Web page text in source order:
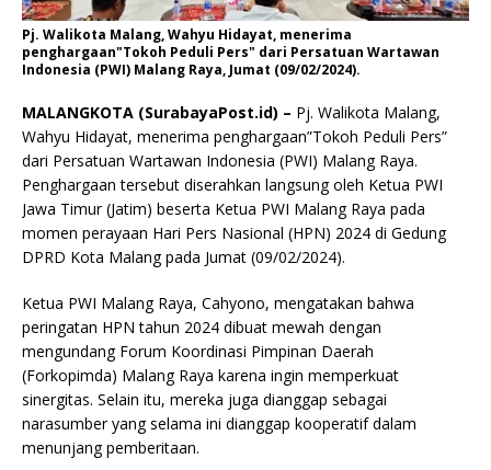
Pj. Walikota Malang, Wahyu Hidayat, menerima
penghargaan"Tokoh Peduli Pers" dari Persatuan Wartawan
Indonesia (PWI) Malang Raya, Jumat (09/02/2024).
MALANGKOTA (SurabayaPost.id) – Pj. Walikota Malang,
Wahyu Hidayat, menerima penghargaan”Tokoh Peduli Pers”
dari Persatuan Wartawan Indonesia (PWI) Malang Raya.
Penghargaan tersebut diserahkan langsung oleh Ketua PWI
Jawa Timur (Jatim) beserta Ketua PWI Malang Raya pada
momen perayaan Hari Pers Nasional (HPN) 2024 di Gedung
DPRD Kota Malang pada Jumat (09/02/2024).
Ketua PWI Malang Raya, Cahyono, mengatakan bahwa
peringatan HPN tahun 2024 dibuat mewah dengan
mengundang Forum Koordinasi Pimpinan Daerah
(Forkopimda) Malang Raya karena ingin memperkuat
sinergitas. Selain itu, mereka juga dianggap sebagai
narasumber yang selama ini dianggap kooperatif dalam
menunjang pemberitaan.